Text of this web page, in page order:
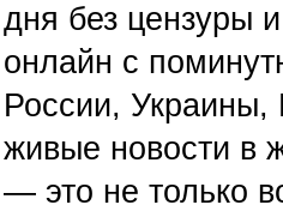
дня без цензуры
онлайн с
России,
живые новости в
— это не только